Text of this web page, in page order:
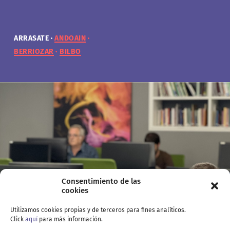
Consentimiento de las
cookies
Utilizamos cookies propias y de terceros para fines analíticos.
Click aquí para más información.
ARRASATE
ANDOAIN
BERRIOZAR
BILBO
ARRASATE
ANDOAIN
BERRIOZAR
BILBO
ARRASATE
ANDOAIN
BERRIOZAR
BILBO
ARRASATE
ANDOAIN
BERRIOZAR
BILBO